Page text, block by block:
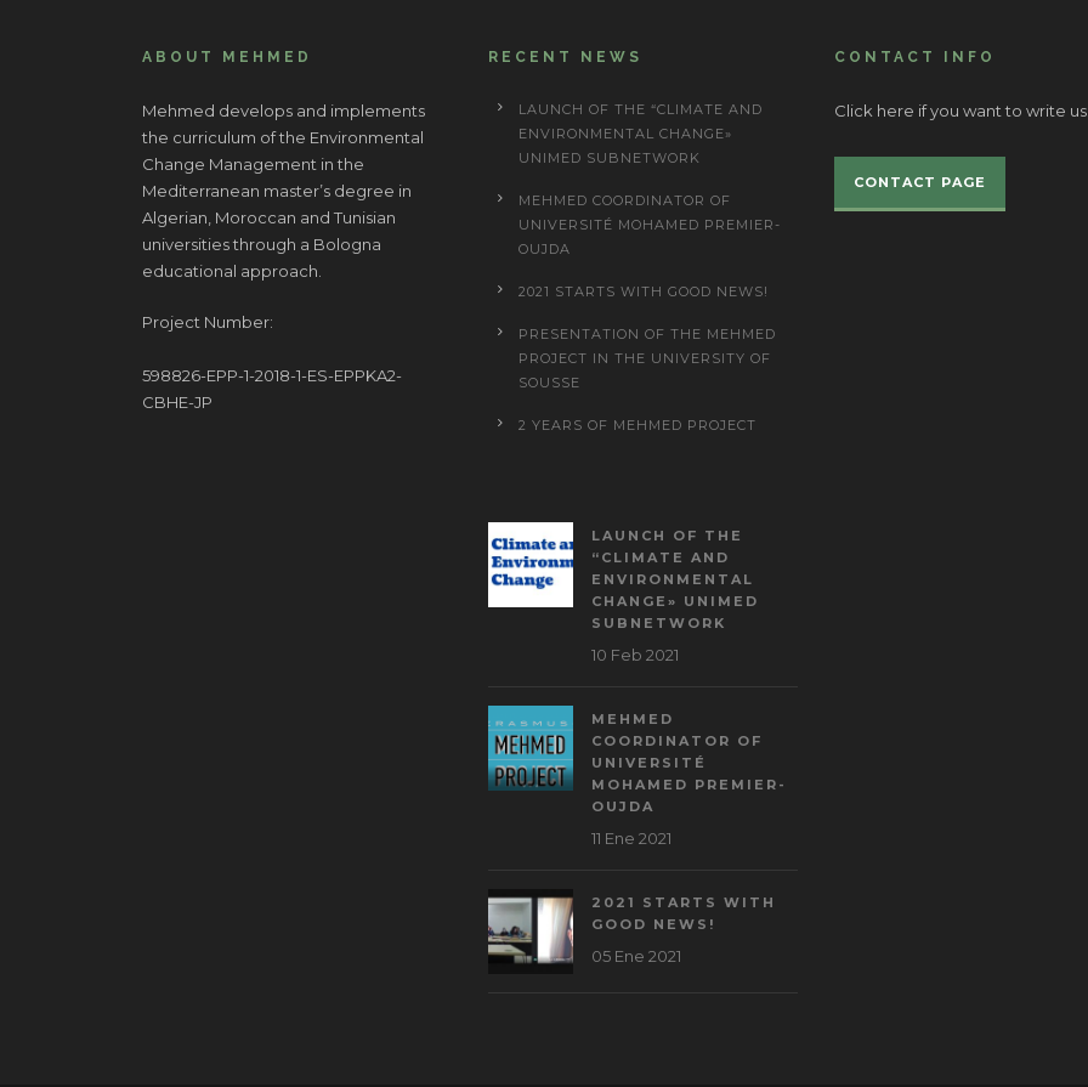
ABOUT MEHMED
Mehmed develops and implements
the curriculum of the Environmental
Change Management in the
Mediterranean master’s degree in
Algerian, Moroccan and Tunisian
universities through a Bologna
educational approach.
Project Number:
598826-EPP-1-2018-1-ES-EPPKA2-
CBHE-JP
RECENT NEWS
LAUNCH OF THE “CLIMATE AND
ENVIRONMENTAL CHANGE»
UNIMED SUBNETWORK
MEHMED COORDINATOR OF
UNIVERSITÉ MOHAMED PREMIER-
OUJDA
2021 STARTS WITH GOOD NEWS!
PRESENTATION OF THE MEHMED
PROJECT IN THE UNIVERSITY OF
SOUSSE
2 YEARS OF MEHMED PROJECT
LAUNCH OF THE
“CLIMATE AND
ENVIRONMENTAL
CHANGE» UNIMED
SUBNETWORK
10 Feb 2021
MEHMED
COORDINATOR OF
UNIVERSITÉ
MOHAMED PREMIER-
OUJDA
11 Ene 2021
2021 STARTS WITH
GOOD NEWS!
05 Ene 2021
CONTACT INFO
Click here if you want to write us.
CONTACT PAGE